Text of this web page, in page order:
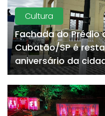
Cultura
Fachada do Prédio
Cubatão/SP é
aniversário da